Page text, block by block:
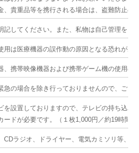
、貴重品等を携行される場合は、盗難防止
記してください。また、私物は自己管理を
用は医療機器の誤作動の原因となる恐れがあ
、携帯映像機器および携帯ゲーム機の使用
急の場合を除き行っておりませんので、ご了
を設置しておりますので、テレビの持ち込み
ードが必要です。（１枚1,000円／約19時間
CDラジオ、ドライヤー、電気カミソリ等、